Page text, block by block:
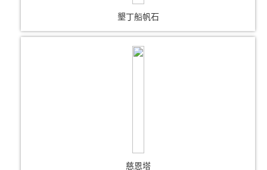
墾丁船帆石
慈恩塔